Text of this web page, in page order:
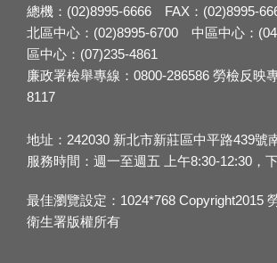
總機：(02)8995-6666 FAX：(02)8995-
北區中心：(02)8995-6700 中區中心：
區中心：(07)235-4861
廉政署檢舉專線：0800-286586 勞檢反映
8117
地址：242030 新北市新莊區中平路439號
服務時間：週一至週五 上午8:30-12:30，
最佳瀏覽設定：1024*768 Copyright2015
衛生署版權所有